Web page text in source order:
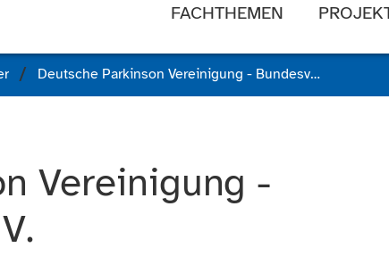
FACHTHEMEN
Deutsche Parkinson Vereinigung - Bundesverband e. V.
Vereinigung -